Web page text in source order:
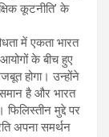
कूटनीति’ के
में एकता भारत
के बीच हुए
होगा। उन्होंने
है और भारत
मुद्दे पर
अपना समर्थन